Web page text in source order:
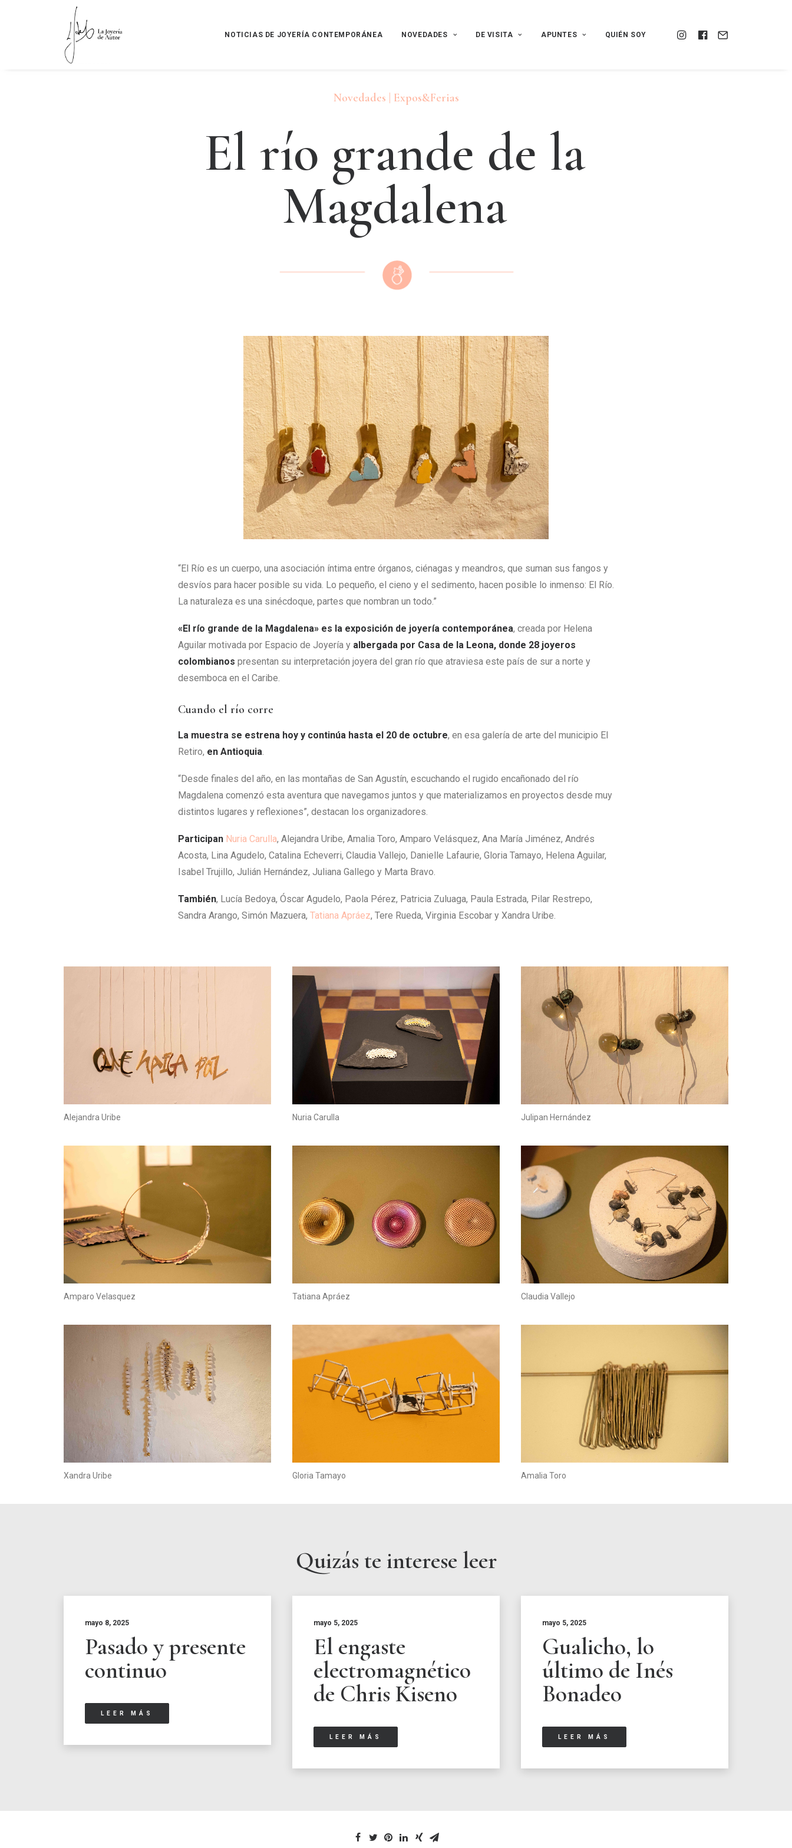
NOTICIAS DE JOYERÍA CONTEMPORÁNEA NOVEDADES DE VISITA APUNTES QUIÉN SOY
Novedades | Expos&Ferias
El río grande de la
Magdalena
“El Río es un cuerpo, una asociación íntima entre órganos, ciénagas y meandros, que suman sus fangos y
desvíos para hacer posible su vida. Lo pequeño, el cieno y el sedimento, hacen posible lo inmenso: El Río.
La naturaleza es una sinécdoque, partes que nombran un todo.”
«El río grande de la Magdalena» es la exposición de joyería contemporánea, creada por Helena
Aguilar motivada por Espacio de Joyería y albergada por Casa de la Leona, donde 28 joyeros
colombianos presentan su interpretación joyera del gran río que atraviesa este país de sur a norte y
desemboca en el Caribe.
Cuando el río corre
La muestra se estrena hoy y continúa hasta el 20 de octubre, en esa galería de arte del municipio El
Retiro, en Antioquia.
“Desde finales del año, en las montañas de San Agustín, escuchando el rugido encañonado del río
Magdalena comenzó esta aventura que navegamos juntos y que materializamos en proyectos desde muy
distintos lugares y reflexiones”, destacan los organizadores.
Participan Nuria Carulla, Alejandra Uribe, Amalia Toro, Amparo Velásquez, Ana María Jiménez, Andrés
Acosta, Lina Agudelo, Catalina Echeverri, Claudia Vallejo, Danielle Lafaurie, Gloria Tamayo, Helena Aguilar,
Isabel Trujillo, Julián Hernández, Juliana Gallego y Marta Bravo.
También, Lucía Bedoya, Óscar Agudelo, Paola Pérez, Patricia Zuluaga, Paula Estrada, Pilar Restrepo,
Sandra Arango, Simón Mazuera, Tatiana Apráez, Tere Rueda, Virginia Escobar y Xandra Uribe.
Alejandra Uribe Nuria Carulla Julipan Hernández
Amparo Velasquez Tatiana Apráez Claudia Vallejo
Xandra Uribe Gloria Tamayo Amalia Toro
Quizás te interese leer
mayo 8, 2025
Pasado y presente
continuo
LEER MÁS
mayo 5, 2025
El engaste
electromagnético
de Chris Kiseno
LEER MÁS
mayo 5, 2025
Gualicho, lo
último de Inés
Bonadeo
LEER MÁS